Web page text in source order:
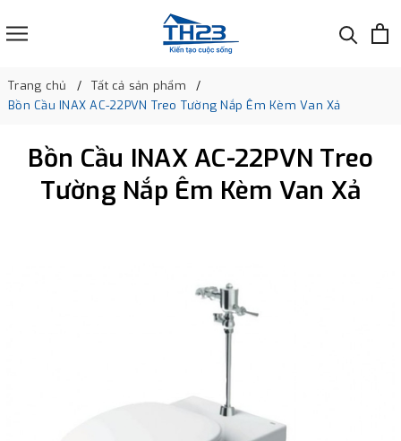
Trang chủ
Tất cả sản phẩm
Bồn Cầu INAX AC-22PVN Treo Tường Nắp Êm Kèm Van Xả
Bồn Cầu INAX AC-22PVN Treo
Tường Nắp Êm Kèm Van Xả